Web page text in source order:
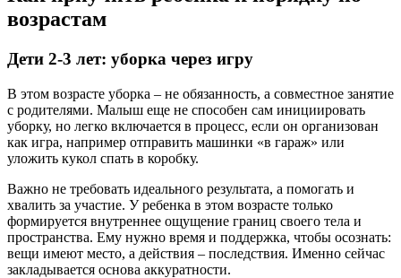
возрастам
Дети 2-3 лет: уборка через игру
В этом возрасте уборка – не обязанность, а совместное занятие
с родителями. Малыш еще не способен сам инициировать
уборку, но легко включается в процесс, если он организован
как игра, например отправить машинки «в гараж» или
уложить кукол спать в коробку.
Важно не требовать идеального результата, а помогать и
хвалить за участие. У ребенка в этом возрасте только
формируется внутреннее ощущение границ своего тела и
пространства. Ему нужно время и поддержка, чтобы осознать:
вещи имеют место, а действия – последствия. Именно сейчас
закладывается основа аккуратности.